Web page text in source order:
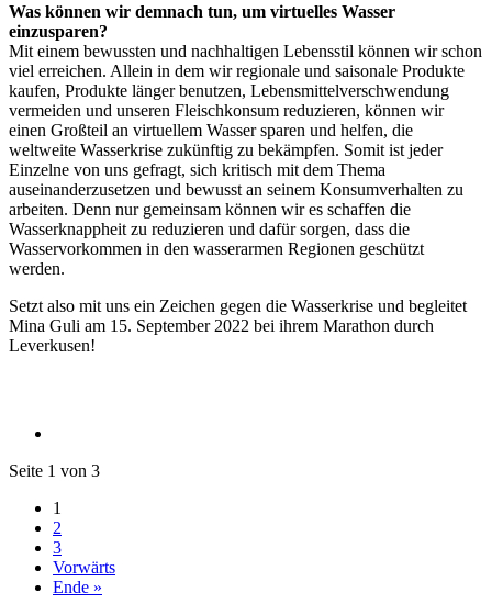
Was können wir demnach tun, um virtuelles Wasser
einzusparen?
Mit einem bewussten und nachhaltigen Lebensstil können wir schon
viel erreichen. Allein in dem wir regionale und saisonale Produkte
kaufen, Produkte länger benutzen, Lebensmittelverschwendung
vermeiden und unseren Fleischkonsum reduzieren, können wir
einen Großteil an virtuellem Wasser sparen und helfen, die
weltweite Wasserkrise zukünftig zu bekämpfen. Somit ist jeder
Einzelne von uns gefragt, sich kritisch mit dem Thema
auseinanderzusetzen und bewusst an seinem Konsumverhalten zu
arbeiten. Denn nur gemeinsam können wir es schaffen die
Wasserknappheit zu reduzieren und dafür sorgen, dass die
Wasservorkommen in den wasserarmen Regionen geschützt
werden.
Setzt also mit uns ein Zeichen gegen die Wasserkrise und begleitet
Mina Guli am 15. September 2022 bei ihrem Marathon durch
Leverkusen!
Seite 1 von 3
1
2
3
Vorwärts
Ende »